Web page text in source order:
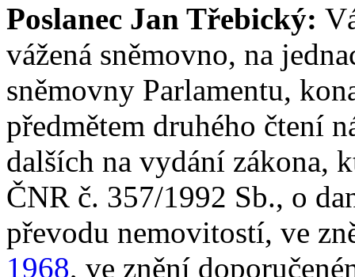
Poslanec Jan Třebický:
vážená sněmovno, na
sněmovny Parlamentu,
předmětem druhého čtení
dalších na vydání zákona,
ČNR č. 357/1992 Sb., o
převodu nemovitostí, ve
1968, ve znění